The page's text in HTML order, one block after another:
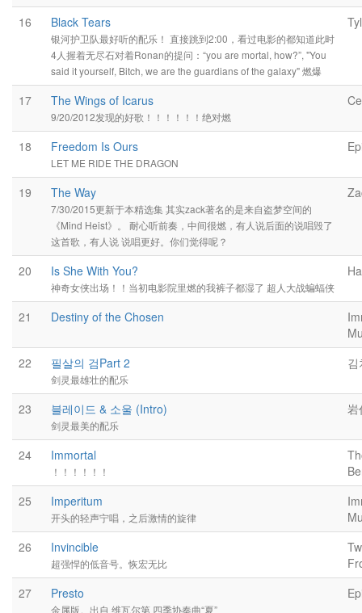
16 Black Tears
银河护卫队最好听的配乐！ 直接跳到2:00，看过电影的都知道此时
4人握着无尽石对着Ronan的提问：“you are mortal, how?”, "You
said it yourself, Bitch, we are the guardians of the galaxy" 燃爆
17 The Wings of Icarus
9/20/2012发现的好歌！！！！！！绝对燃
18 Freedom Is Ours
LET ME RIDE THE DRAGON
19 The Way
7/30/2015更新于本精选集 其实zack著名的是来自盗梦空间的
《Mind Heist》。 耐心听前奏，中间很燃，有人说后面的说唱毁了
这首歌，有人说 说唱更好。你们觉得呢？
20 Is She With You?
神奇女侠出场！！当初电影院里燃的我裤子都湿了 超人大战蝙蝠侠
21 Destiny of the Chosen
22
필살의 검Part 2
剑灵最雄壮的配乐
23 블레이드 & 소울 (Intro)
剑灵最美的配乐
岩
24 Immortal
！！！！！！
25
Imperitum
开头的轻声宁唱，之后激情的旋律
26
Invincible
超强悍的低音号。恢宏无比
27
Presto
金属版。出自 维瓦尔第 四季协奏曲“夏”